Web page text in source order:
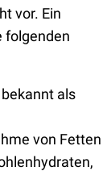
vor. Ein
folgenden
als
von Fetten